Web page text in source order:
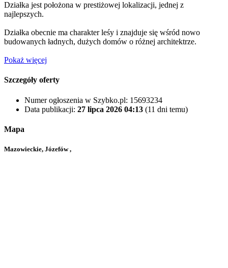
Działka jest położona w prestiżowej lokalizacji, jednej z
najlepszych.
Działka obecnie ma charakter leśy i znajduje się wśród nowo
budowanych ładnych, dużych domów o różnej architektrze.
Pokaż więcej
Szczegóły oferty
Numer ogłoszenia w Szybko.pl: 15693234
Data publikacji: 27 lipca 2026 04:13 (11 dni temu)
Mapa
Mazowieckie, Józefów ,